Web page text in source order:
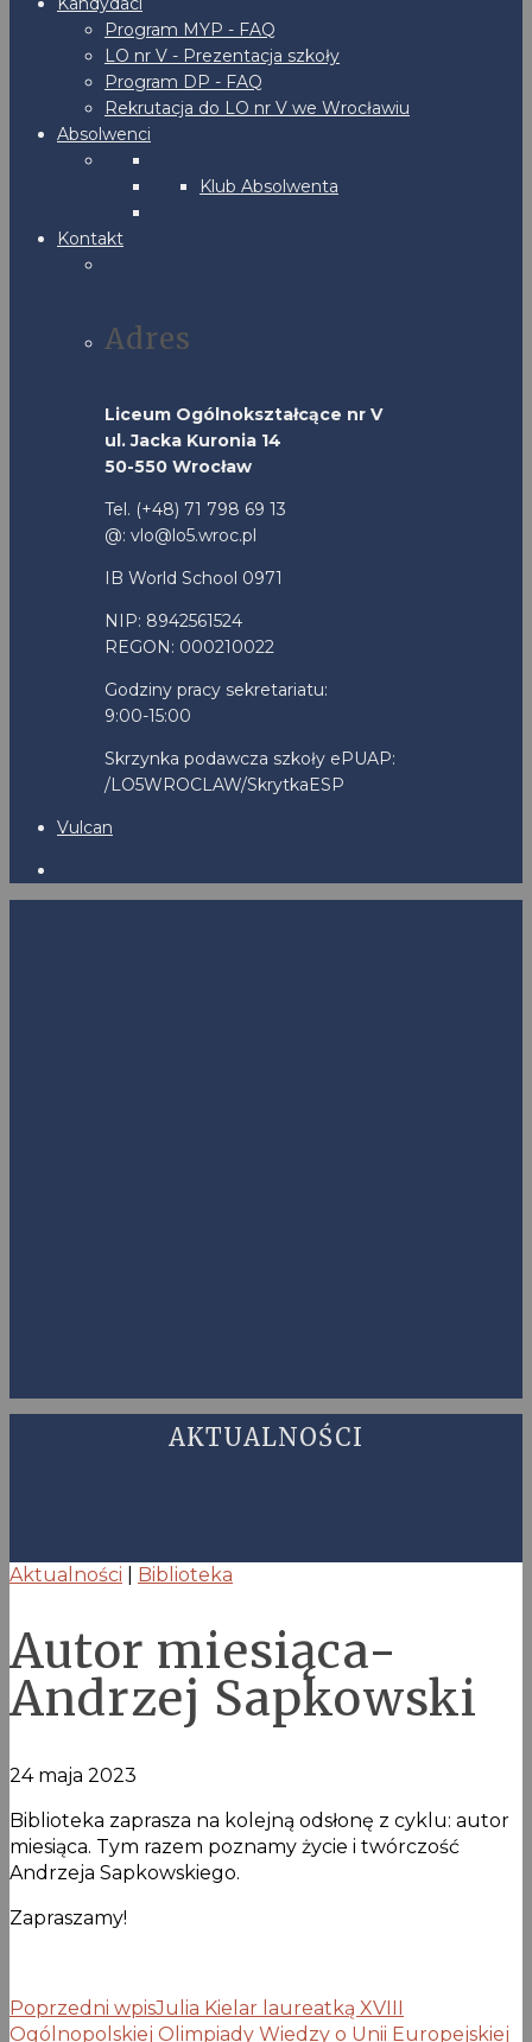
Program MYP - FAQ
LO nr V - Prezentacja szkoły
Program DP - FAQ
Rekrutacja do LO nr V we Wrocławiu
Absolwenci
Klub Absolwenta
Kontakt
Adres
Liceum Ogólnokształcące nr V
ul. Jacka Kuronia 14
50-550 Wrocław
Tel. (+48) 71 798 69 13
@: vlo@lo5.wroc.pl
IB World School 0971
NIP: 8942561524
REGON: 000210022
Godziny pracy sekretariatu:
9:00-15:00
Skrzynka podawcza szkoły ePUAP:
/LO5WROCLAW/SkrytkaESP
Vulcan
AKTUALNOŚCI
Aktualności Biblioteka
Autor miesiąca-
Andrzej Sapkowski
24 maja 2023
Biblioteka zaprasza na kolejną odsłonę z cyklu: autor
miesiąca. Tym razem poznamy życie i twórczość
Andrzeja Sapkowskiego.
Zapraszamy!
Poprzedni wpisJulia Kielar laureatką XVIII
Ogólnopolskiej Olimpiady Wiedzy o Unii Europejskiej